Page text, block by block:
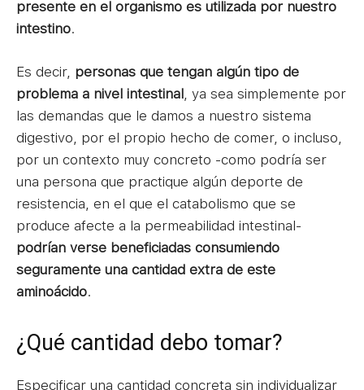
presente en el organismo es utilizada por nuestro
intestino.
Es decir, personas que tengan algún tipo de
problema a nivel intestinal , ya sea simplemente por
las demandas que le damos a nuestro sistema
digestivo, por el propio hecho de comer, o incluso,
por un contexto muy concreto -como podría ser
una persona que practique algún deporte de
resistencia, en el que el catabolismo que se
produce afecte a la permeabilidad intestinal-
podrían verse beneficiadas consumiendo
seguramente una cantidad extra de este
aminoácido.
¿Qué cantidad debo tomar?
Especificar una cantidad concreta sin individualizar